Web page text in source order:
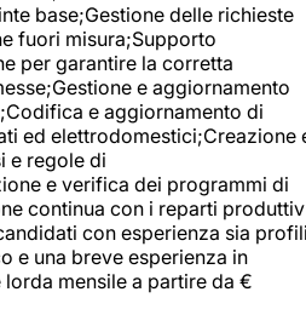
base;Gestione delle richieste
fuori misura;Supporto
per garantire la corretta
e aggiornamento
e aggiornamento di
ed elettrodomestici;Creazione
e regole di
e verifica dei programmi di
continua con i reparti
con esperienza sia
e una breve esperienza in
mensile a partire da €